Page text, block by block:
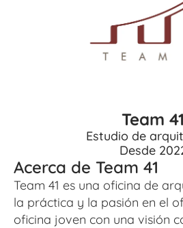
Team 41
Estudio de
Desde
Acerca de Team 41
Team 41 es una oficina de
la práctica y la pasión en el
oficina joven con una visión